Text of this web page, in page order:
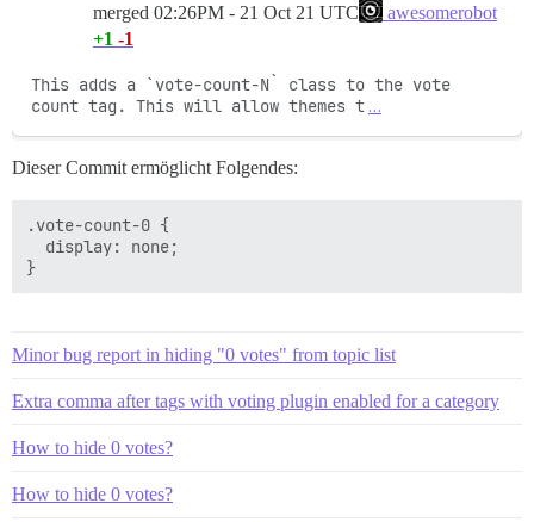
merged 02:26PM - 21 Oct 21 UTC
awesomerobot
+1 -1
This adds a `vote-count-N` class to the vote
count tag. This will allow themes t …
Dieser Commit ermöglicht Folgendes:
.vote-count-0 {
  display: none;
Minor bug report in hiding "0 votes" from topic list
Extra comma after tags with voting plugin enabled for a category
How to hide 0 votes?
How to hide 0 votes?